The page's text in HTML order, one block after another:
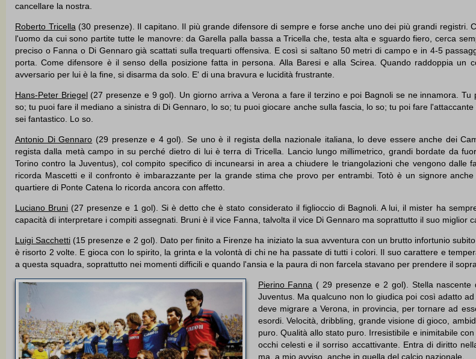
cancellare la nostra.
Roberto Tricella (30 presenze). Il capitano. Il più grande difensore di sempre e forse anche uno dei più grandi registri.
l'uomo da cui sono partite tutte le manovre: da Garella palla bassa a Tricella che, testa alta e sguardo fiero, cerca
preciso o Fanna o Di Gennaro già scattati sulla trequarti offensiva. E così si saltano 50 metri di campo e in 4-5
porta. Come difensore è il senso della posizione fatta in persona. Alla Baresi e alla Scirea. Quando raddoppia un
avversario per lui è la fine, si disarma da solo. E' di una bravura e lucidità frustrante.
Hans-Peter Briegel(27 presenze e 9 gol). Un giorno arriva a Verona a fare il terzino e poi Bagnoli se ne innamora. Tu
so; tu puoi fare il mediano a sinistra di Di Gennaro, lo so; tu puoi giocare anche sulla fascia, lo so; tu poi fare
sei fantastico. Lo so.
Antonio Di Gennaro (29 presenze e 4 gol). Se uno è il regista della nazionale italiana, lo deve essere anche dei
regista dalla metà campo in su perché dietro di lui è terra di Tricella. Lancio lungo millimetrico, grandi bordate da
Torino contro la Juventus), col compito specifico di incunearsi in area a chiudere le triangolazioni che vengono dalle
ricorda Mascetti e il confronto è imbarazzante per la grande stima che provo per entrambi. Totò è un signore
quartiere di Ponte Catena lo ricorda ancora con affetto.
Luciano Bruni (27 presenze e 1 gol). Si è detto che è stato considerato il figlioccio di Bagnoli. A lui, il mister ha
capacità di interpretare i compiti assegnati. Bruni è il vice Fanna, talvolta il vice Di Gennaro ma soprattutto il suo miglior
Luigi Sacchetti (15 presenze e 2 gol). Dato per finito a Firenze ha iniziato la sua avventura con un brutto infortunio
è risorto 2 volte. E gioca con lo spirito, la grinta e la volontà di chi ne ha passate di tutti i colori. Il suo carattere e
a questa squadra, soprattutto nei momenti difficili e quando l'ansia e la paura di non farcela stavano per prendere il
Pierino Fanna ( 29 presenze e 2 gol). Stella nascente
Juventus. Ma qualcuno non lo giudica poi così adatto
deve migrare a Verona, in provincia, per tornare ad
esordi. Velocità, dribbling, grande visione di gioco,
puro. Qualità allo stato puro. Irresistibile e inimitabile
occhi celesti e il sorriso accattivante. Entra di diritto
ma, a mio avviso, anche in quella del calcio nazionale.